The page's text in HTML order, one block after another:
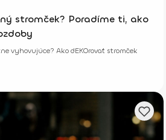
stromček? Poradíme ti, ako
vyhovujúce? Ako dEKOrovať stromček